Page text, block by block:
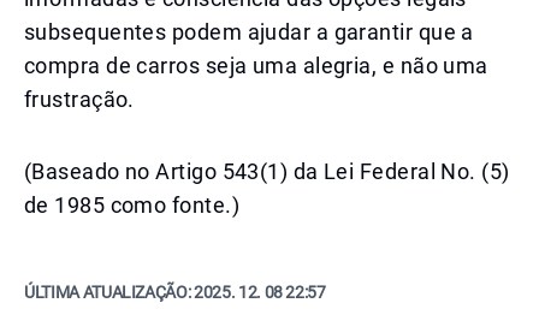
subsequentes podem ajudar a garantir que a
compra de carros seja uma alegria, e não uma
frustração.
(Baseado no Artigo 543(1) da Lei Federal No. (5)
de 1985 como fonte.)
ÚLTIMA ATUALIZAÇÃO:2025. 12. 08 22:57